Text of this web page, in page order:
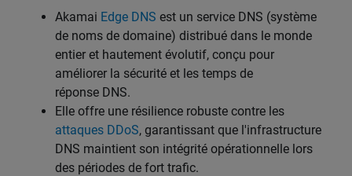
Akamai Edge DNS est un service DNS (système
de noms de domaine) distribué dans le monde
entier et hautement évolutif, conçu pour
améliorer la sécurité et les temps de
réponse DNS.
Elle offre une résilience robuste contre les
attaques DDoS, garantissant que l'infrastructure
DNS maintient son intégrité opérationnelle lors
des périodes de fort trafic.